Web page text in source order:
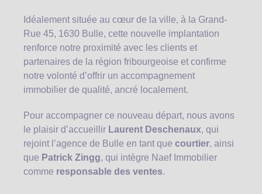
Idéalement située au cœur de la ville, à la Grand-
Rue 45, 1630 Bulle, cette nouvelle implantation
renforce notre proximité avec les clients et
partenaires de la région fribourgeoise et confirme
notre volonté d’offrir un accompagnement
immobilier de qualité, ancré localement.
Pour accompagner ce nouveau départ, nous avons
le plaisir d’accueillir Laurent Deschenaux, qui
rejoint l’agence de Bulle en tant que courtier, ainsi
que Patrick Zingg, qui intègre Naef Immobilier
comme responsable des ventes.